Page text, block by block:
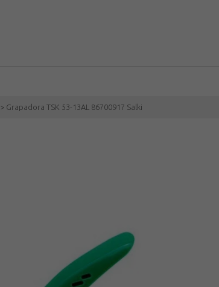
> Grapadora TSK 53-13AL 86700917 Salki